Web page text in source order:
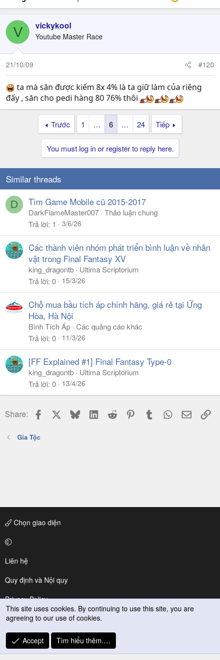
V vickykool
Youtube Master Race
21/10/09 #120
ta mà săn được kiếm 8x 4% là ta giữ làm của riêng
đấy , săn cho pedi hàng 80 76% thôi
Trước 1 … 6 … 24 Tiếp
You must log in or register to reply here.
Similar threads
D Tìm Game Mobile cũ 2015-2017
DarkFlameMaster007 Thảo luận chung
Trả lời 1 3/6/26
Các thành viên nhóm phát triển bình luận về nhân
vật trong Final Fantasy XV
king_dragontb
Ultima Scriptorium
Trả lời 0 15/3/26
Chỗ mua bầu tích áp chính hãng, giá rẻ tại Ứng
Hòa, Hà Nội
Bình Tích Áp Các quảng cáo khác
Trả lời 0 11/3/26
[FF Explained #1] Final Fantasy Type-0
king_dragontb
Ultima Scriptorium
Trả lời 0 13/4/26
Share: Facebook BlueskyLinkedIn
Reddit PinterestTumblr WhatsApp
Email
Gia Tộc
Chọn giao diện
Liên hệ
Quy định và Nội quy
Privacy Policy
Trợ giúp
R
S
This site uses cookies. By continuing to use this site, you are
agreeing to our use of cookies.
Accept Tìm hiểu thêm.…